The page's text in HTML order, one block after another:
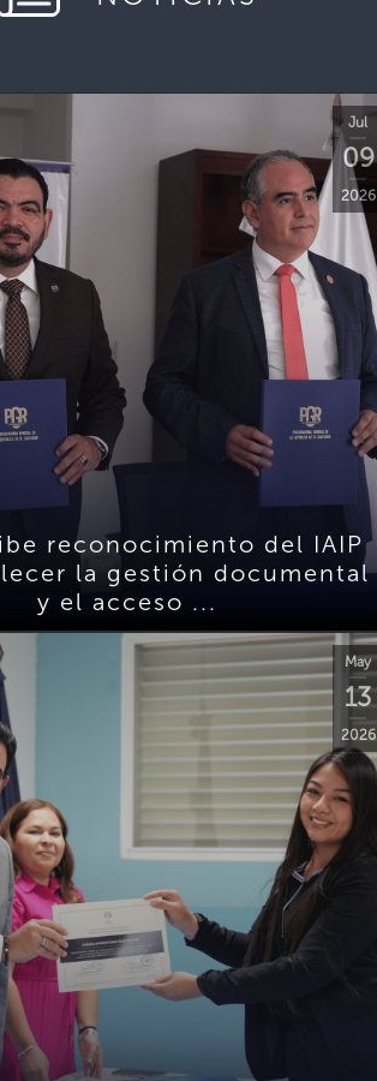
Jul
09
2026
reconocimiento del IAIP
la gestión documental
y el acceso ...
May
13
2026